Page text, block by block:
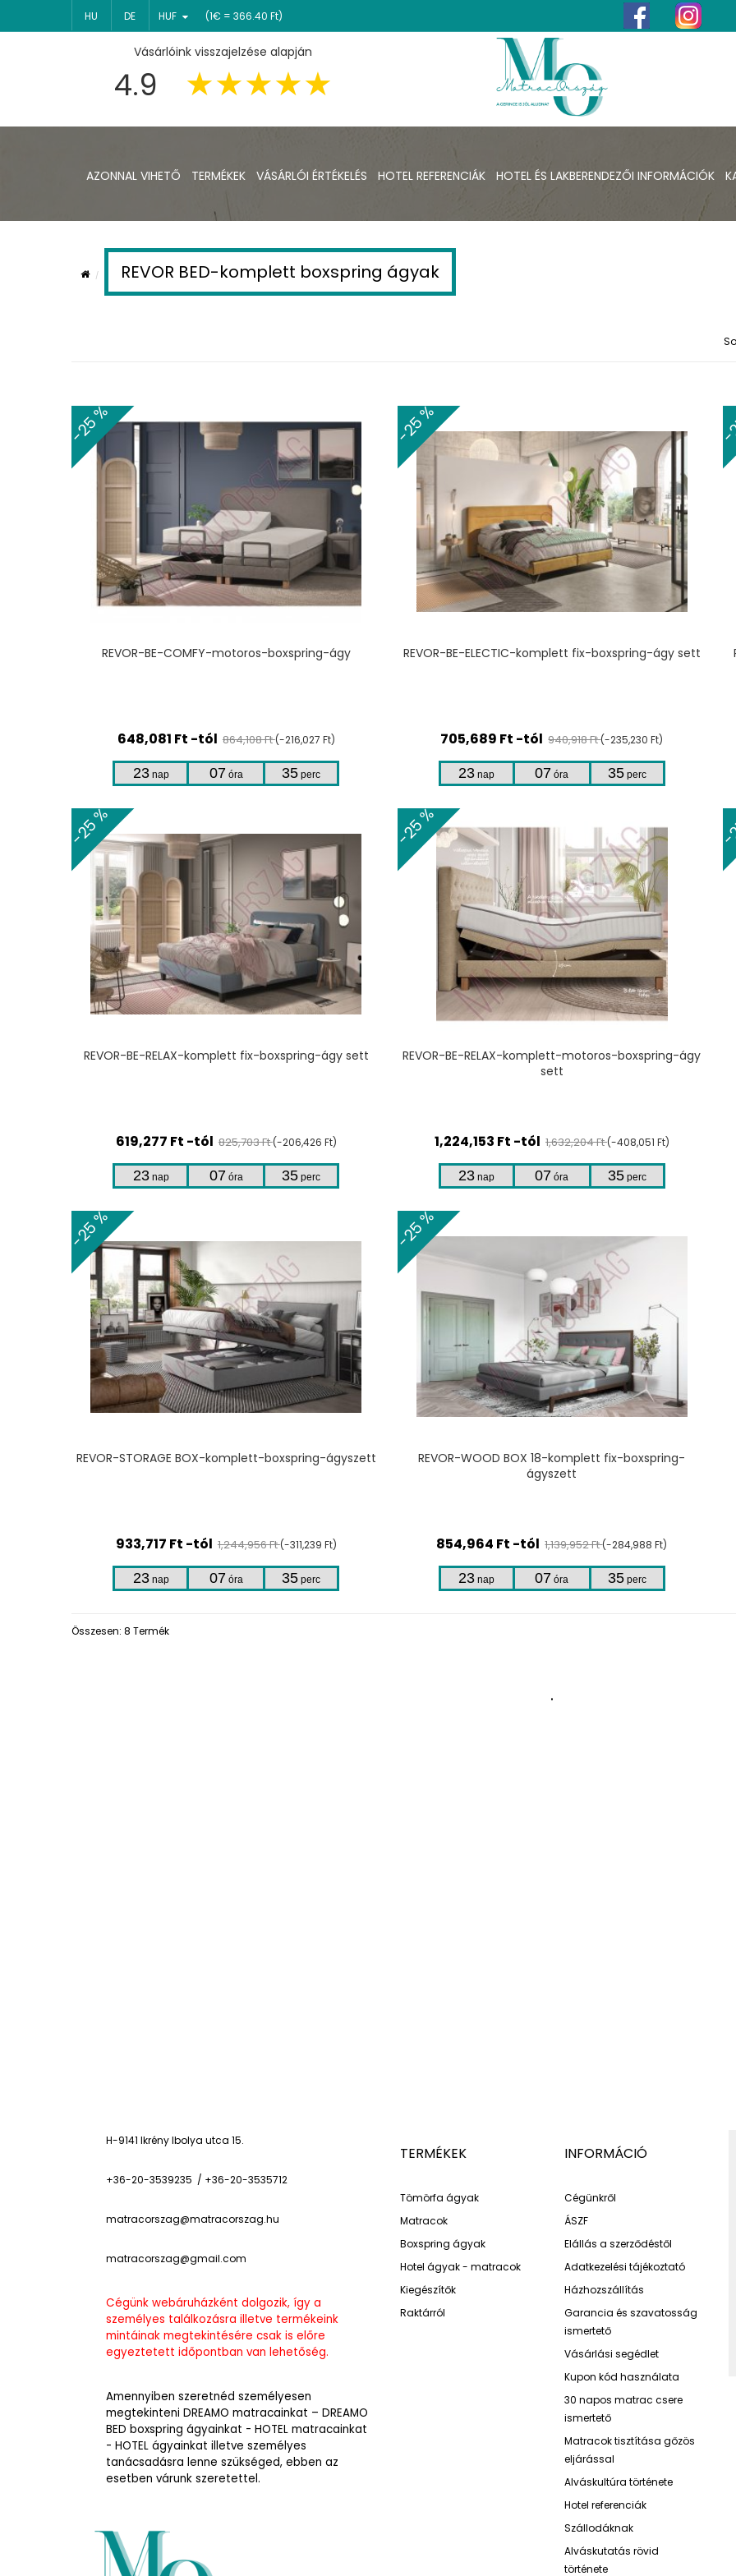
HU DE HUF (1€ = 366.40 Ft)
Vásárlóink visszajelzése alapján
4.9
AZONNAL VIHETŐ TERMÉKEK VÁSÁRLÓI ÉRTÉKELÉS HOTEL REFERENCIÁK HOTEL ÉS LAKBERENDEZŐI INFORMÁCIÓK
REVOR BED-komplett boxspring ágyak
-25 %
REVOR-BE-COMFY-motoros-boxspring-ágy
648,081 Ft -tól 864,108 Ft(-216,027 Ft)
23nap 07 óra 35 perc
-25 %
REVOR-BE-ELECTIC-komplett fix-boxspring-ágy sett
705,689 Ft -tól 940,918 Ft(-235,230 Ft)
23 nap 07 óra 35perc
-
-25 %
REVOR-BE-RELAX-komplett fix-boxspring-ágy sett
619,277 Ft -tól 825,703 Ft(-206,426 Ft)
23nap 07 óra 35 perc
TERMÉKHEZ
-25 %
REVOR-BE-RELAX-komplett-motoros-boxspring-ágy
sett
1,224,153 Ft -tól 1,632,204 Ft(-408,051 Ft)
23 nap 07 óra 35perc
-
-25 %
REVOR-STORAGE BOX-komplett-boxspring-ágyszett
933,717 Ft -tól 1,244,956 Ft(-311,239 Ft)
23nap 07 óra 35 perc
-25 %
REVOR-WOOD BOX 18-komplett fix-boxspring-
ágyszett
854,964 Ft -tól 1,139,952 Ft(-284,988 Ft)
23 nap 07 óra 35perc
Összesen: 8 Termék
.
H-9141 Ikrény Ibolya utca 15.
+36-20-3539235 / +36-20-3535712
matracorszag@matracorszag.hu
matracorszag@gmail.com
Cégünk webáruházként dolgozik, így a
személyes találkozásra illetve termékeink
mintáinak megtekintésére csak is előre
egyeztetett időpontban van lehetőség.
Amennyiben szeretnéd személyesen
megtekinteni DREAMO matracainkat – DREAMO
BED boxspring ágyainkat - HOTEL matracainkat
- HOTEL ágyainkat illetve személyes
tanácsadásra lenne szükséged, ebben az
esetben várunk szeretettel.
TERMÉKEK
Tömörfa ágyak
Matracok
Boxspring ágyak
Hotel ágyak - matracok
Kiegészítők
Raktárról
INFORMÁCIÓ
Cégünkről
ÁSZF
Elállás a szerződéstől
Adatkezelési tájékoztató
Házhozszállítás
Garancia és szavatosság
ismertető
Vásárlási segédlet
Kupon kód használata
30 napos matrac csere
ismertető
Matracok tisztítása gőzös
eljárással
Alváskultúra története
Hotel referenciák
Szállodáknak
Alváskutatás rövid
története